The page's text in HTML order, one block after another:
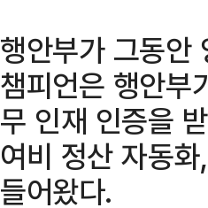
행안부가 그동
챔피언은 행안부
무 인재 인증을
여비 정산 자동
들어왔다.